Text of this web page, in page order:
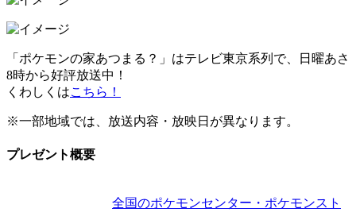
「ポケモンの家あつまる？」はテレビ東京系列で、日曜あさ
8時から好評放送中！
くわしくはこちら！
※一部地域では、放送内容・放映日が異なります。
プレゼント概要
全国のポケモンセンター・ポケモンスト